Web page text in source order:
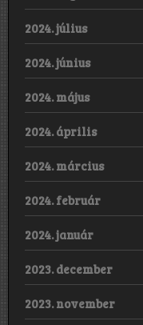
2024. július
2024. június
2024. május
2024. április
2024. március
2024. február
2024. január
2023. december
2023. november